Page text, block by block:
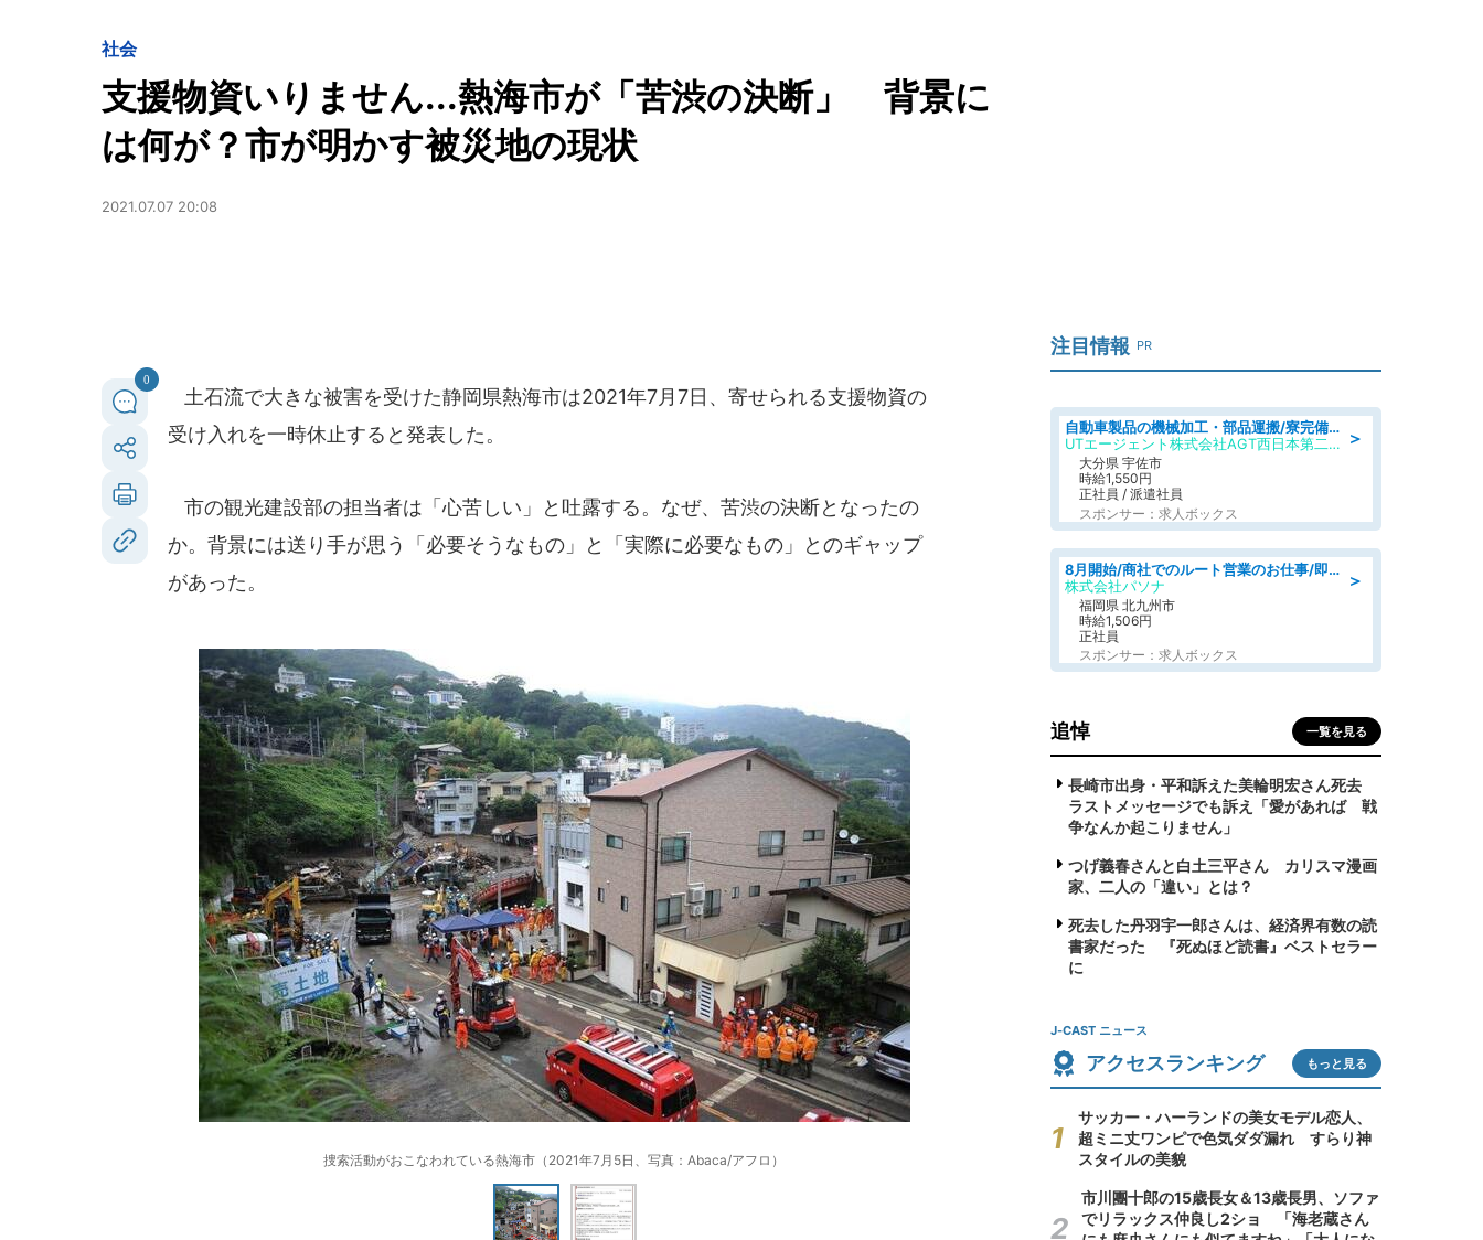
社会
支援物資いりません...熱海市が「苦渋の決断」 背景に
は何が？市が明かす被災地の現状
2021.07.07 20:08
0
土石流で大きな被害を受けた静岡県熱海市は2021年7月7日、寄せられる支援物資の
受け入れを一時休止すると発表した。
市の観光建設部の担当者は「心苦しい」と吐露する。なぜ、苦渋の決断となったの
か。背景には送り手が思う「必要そうなもの」と「実際に必要なもの」とのギャップ
があった。
捜索活動がおこなわれている熱海市（2021年7月5日、写真：Abaca/アフロ）
注目情報 PR
＞
自動車製品の機械加工・部品運搬/寮完備/日払い/工場・製造
UTエージェント株式会社AGT西日本第二CU
大分県 宇佐市
時給1,550円
正社員 / 派遣社員
スポンサー：求人ボックス
＞
8月開始/商社でのルート営業のお仕事/即日勤務可/車通勤可/営業
株式会社パソナ
福岡県 北九州市
時給1,506円
正社員
スポンサー：求人ボックス
追悼 一覧を見る
長崎市出身・平和訴えた美輪明宏さん死去
ラストメッセージでも訴え「愛があれば 戦
争なんか起こりません」
つげ義春さんと白土三平さん カリスマ漫画
家、二人の「違い」とは？
死去した丹羽宇一郎さんは、経済界有数の読
書家だった 『死ぬほど読書』ベストセラー
に
J-CAST ニュース
アクセスランキング もっと見る
サッカー・ハーランドの美女モデル恋人、
超ミニ丈ワンピで色気ダダ漏れ すらり神
スタイルの美貌
市川團十郎の15歳長女＆13歳長男、ソファ
でリラックス仲良し2ショ 「海老蔵さん